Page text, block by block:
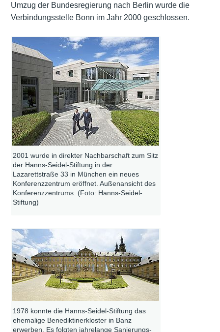
Umzug der Bundesregierung nach Berlin wurde die
Verbindungsstelle Bonn im Jahr 2000 geschlossen.
2001 wurde in direkter Nachbarschaft zum Sitz
der Hanns-Seidel-Stiftung in der
Lazarettstraße 33 in München ein neues
Konferenzzentrum eröffnet. Außenansicht des
Konferenzzentrums. (Foto: Hanns-Seidel-
Stiftung)
1978 konnte die Hanns-Seidel-Stiftung das
ehemalige Benediktinerkloster in Banz
erwerben. Es folgten jahrelange Sanierungs-